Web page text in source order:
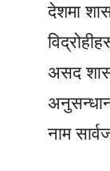
देशमा
असद
नाम